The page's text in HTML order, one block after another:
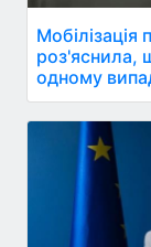
Мобілізація
роз'яснила,
одному